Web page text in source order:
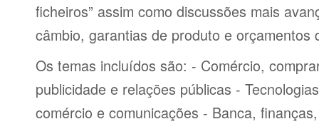
ficheiros” assim como discussões mais
câmbio, garantias de produto e orçamentos
Os temas incluídos são: - Comércio,
publicidade e relações públicas -
comércio e comunicações - Banca,